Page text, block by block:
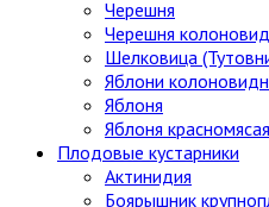
Черешня
Черешня
Шелковица
Яблони
Яблоня
Яблоня красномясая
Плодовые кустарники
Актинидия
Боярышник